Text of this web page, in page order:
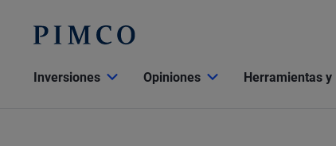
Inversiones Opiniones Herramientas y